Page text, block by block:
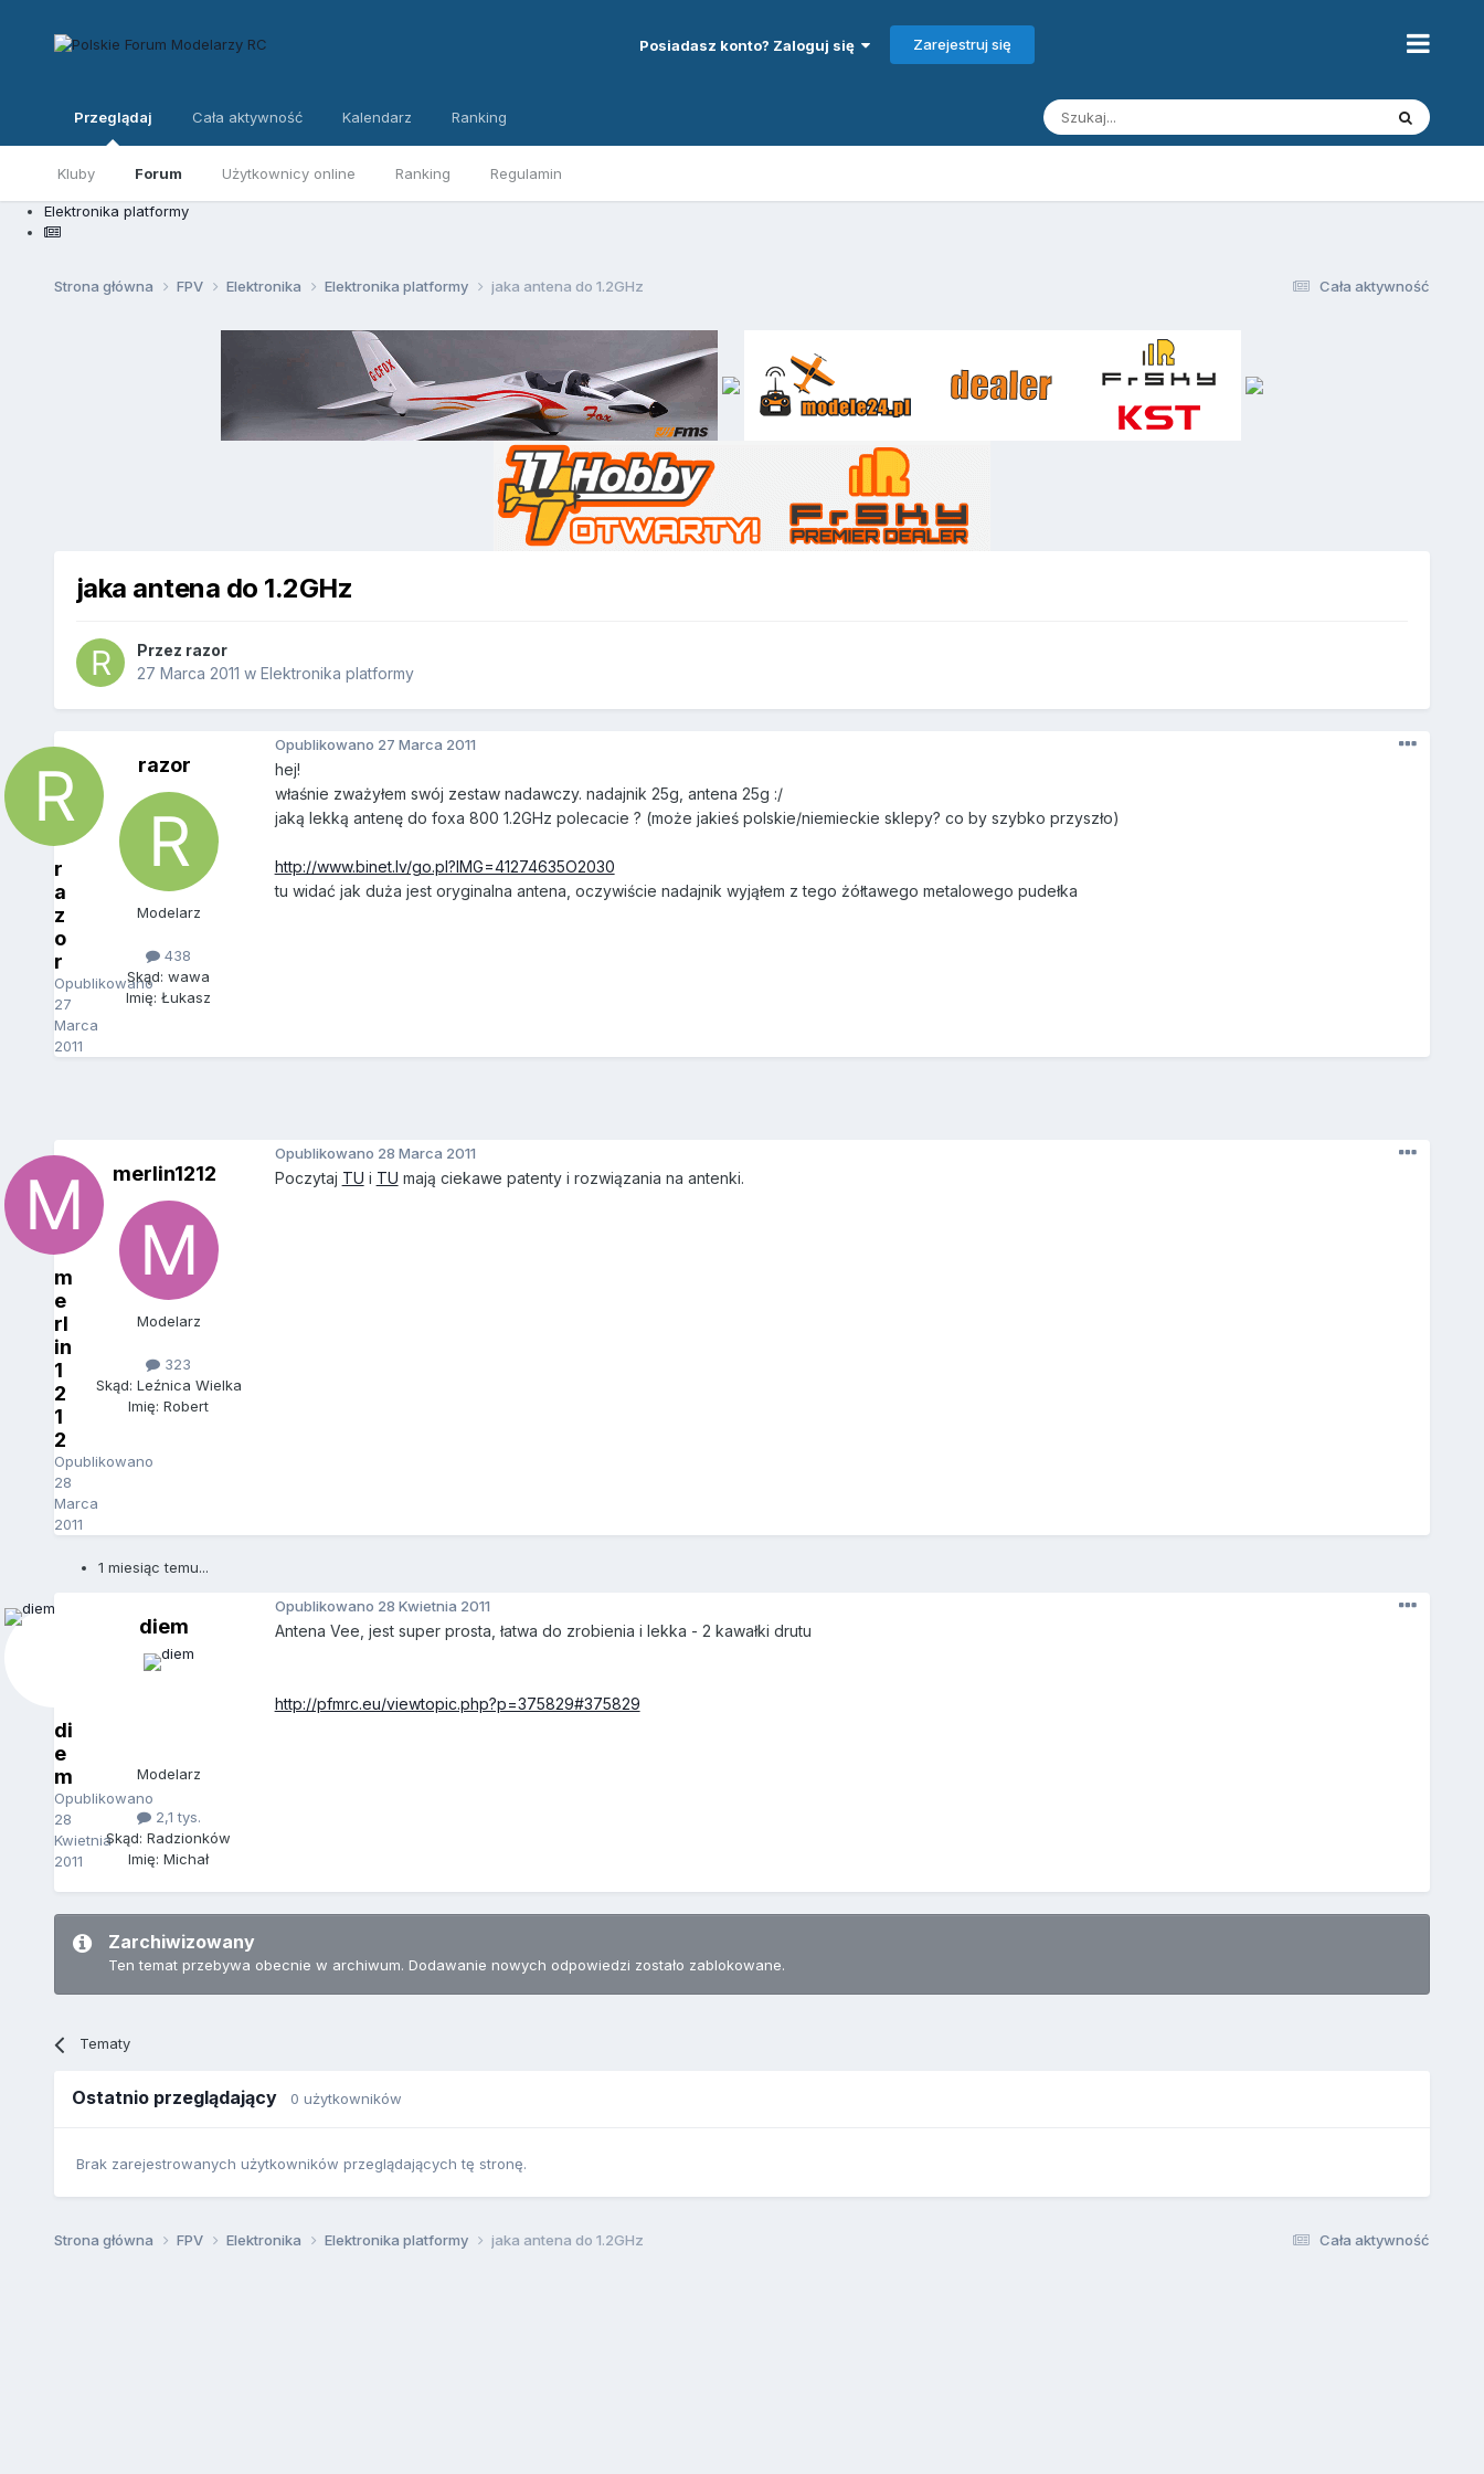
Posiadasz konto? Zaloguj się Zarejestruj się
Przeglądaj
Kluby Forum Użytkownicy online Ranking Regulamin
Cała aktywność Kalendarz Ranking
Elektronika platformy
Cała aktywność
Strona główna FPV Elektronika Elektronika platformy jaka antena do 1.2GHz
jaka antena do 1.2GHz
Przez razor
27 Marca 2011 w Elektronika platformy
r
a
z
o
r
Opublikowano
27
Marca
2011
razor
Modelarz
438
Skąd: wawa
Imię: Łukasz
Opublikowano 27 Marca 2011
hej!
właśnie zważyłem swój zestaw nadawczy. nadajnik 25g, antena 25g :/
jaką lekką antenę do foxa 800 1.2GHz polecacie ? (może jakieś polskie/niemieckie sklepy? co by szybko przyszło)
http://www.binet.lv/go.pl?IMG=41274635O2030
tu widać jak duża jest oryginalna antena, oczywiście nadajnik wyjąłem z tego żółtawego metalowego pudełka
m
e
rl
in
1
2
1
2
Opublikowano
28
Marca
2011
merlin1212
Modelarz
323
Skąd: Leźnica Wielka
Imię: Robert
Opublikowano 28 Marca 2011
Poczytaj TU i TU mają ciekawe patenty i rozwiązania na antenki.
1 miesiąc temu...
di
e
m
Opublikowano
28
Kwietnia
2011
diem
Modelarz
2,1 tys.
Skąd: Radzionków
Imię: Michał
Opublikowano 28 Kwietnia 2011
Antena Vee, jest super prosta, łatwa do zrobienia i lekka - 2 kawałki drutu
http://pfmrc.eu/viewtopic.php?p=375829#375829
Zarchiwizowany
Ten temat przebywa obecnie w archiwum. Dodawanie nowych odpowiedzi zostało zablokowane.
Tematy
Ostatnio przeglądający 0 użytkowników
Brak zarejestrowanych użytkowników przeglądających tę stronę.
Cała aktywność
Strona główna FPV Elektronika Elektronika platformy jaka antena do 1.2GHz